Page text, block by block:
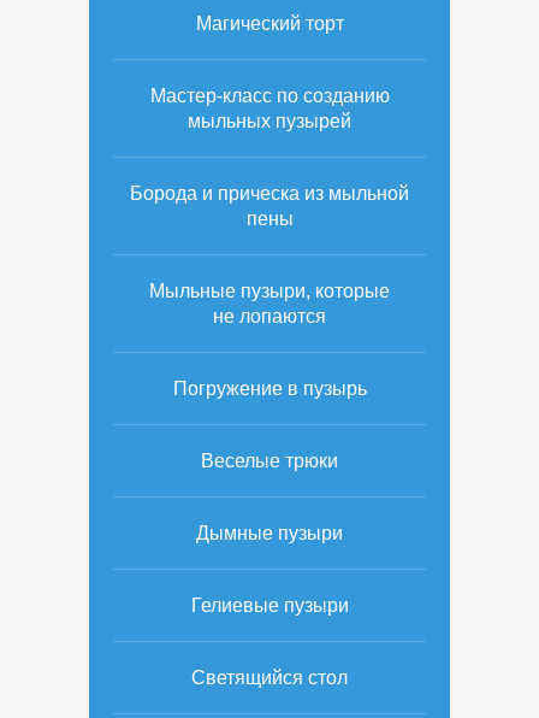
Магический торт
Мастер-класс по созданию
мыльных пузырей
Борода и прическа из мыльной
пены
Мыльные пузыри, которые
не лопаются
Погружение в пузырь
Веселые трюки
Дымные пузыри
Гелиевые пузыри
Светящийся стол